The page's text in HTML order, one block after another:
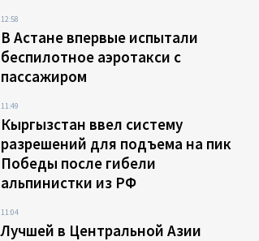
12:58
В Астане впервые испытали
беспилотное аэротакси с
пассажиром
11:49
Кыргызстан ввел систему
разрешений для подъема на пик
Победы после гибели
альпинистки из РФ
11:04
Лучшей в Центральной Азии